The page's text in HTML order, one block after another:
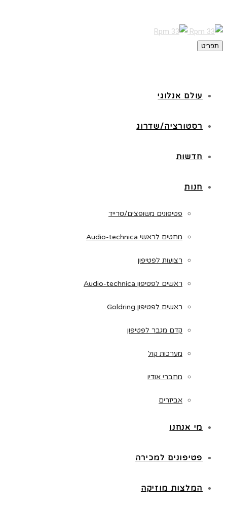
תפריט
עולם אנלוגי
רסטורציה/שדרוג
חדשות
חנות
פטיפונים משופצים/טרייד
מחטים לראשי Audio-technica
רצועות לפטיפון
ראשים לפטיפון Audio-technica
ראשים לפטיפון Goldring
קדם מגבר לפטיפון
מערכות קול
מחברי אודיו
אביזרים
מי אנחנו
פטיפונים למכירה
המלצות מוזיקה